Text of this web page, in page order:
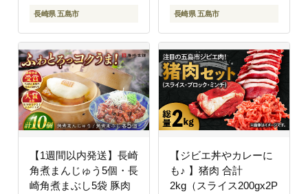
長崎県 五島市 長崎県 五島市
【1週間以内発送】長崎
角煮まんじゅう5個・長
崎角煮まぶし5袋 豚肉
【ジビエ丼やカレーに
も♪ 】猪肉 合計
2kg（スライス200gx2P